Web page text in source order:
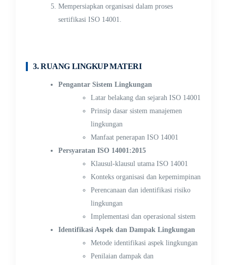
Mempersiapkan organisasi dalam proses
sertifikasi ISO 14001.
3. RUANG LINGKUP MATERI
Pengantar Sistem Lingkungan
Latar belakang dan sejarah ISO 14001
Prinsip dasar sistem manajemen
lingkungan
Manfaat penerapan ISO 14001
Persyaratan ISO 14001:2015
Klausul-klausul utama ISO 14001
Konteks organisasi dan kepemimpinan
Perencanaan dan identifikasi risiko
lingkungan
Implementasi dan operasional sistem
Identifikasi Aspek dan Dampak Lingkungan
Metode identifikasi aspek lingkungan
Penilaian dampak dan